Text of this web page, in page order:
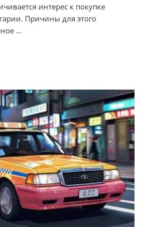
интерес к покупке
Причины для этого
...